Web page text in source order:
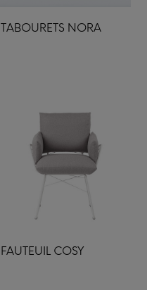
TABOURETS NORA
FAUTEUIL COSY